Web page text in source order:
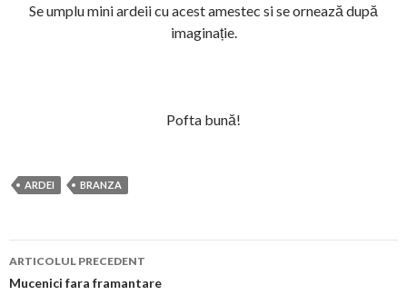
Se umplu mini ardeii cu acest amestec si se ornează după
imaginație.
Pofta bună!
ARDEI BRANZA
Navigare
în
ARTICOLUL PRECEDENT
Mucenici fara framantare